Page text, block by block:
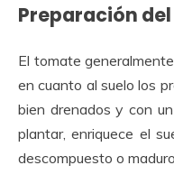
Preparación del
El tomate
en cuanto al suelo los
bien drenados y con
plantar, enriquece el
descompuesto o